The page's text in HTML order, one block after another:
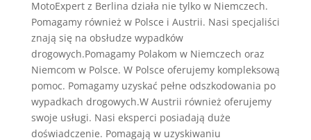
MotoExpert z Berlina działa nie tylko w Niemczech.
Pomagamy również w Polsce i Austrii. Nasi specjaliści
znają się na obsłudze wypadków
drogowych.Pomagamy Polakom w Niemczech oraz
Niemcom w Polsce. W Polsce oferujemy kompleksową
pomoc. Pomagamy uzyskać pełne odszkodowania po
wypadkach drogowych.W Austrii również oferujemy
swoje usługi. Nasi eksperci posiadają duże
doświadczenie. Pomagają w uzyskiwaniu